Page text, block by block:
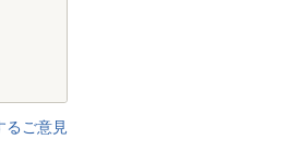
るご意見